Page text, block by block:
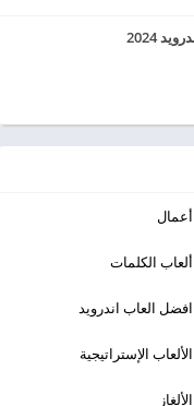
أعمال
ألعاب الكلمات
افضل العاب اندرويد
الألعاب الإستراتيجية
الألغاز